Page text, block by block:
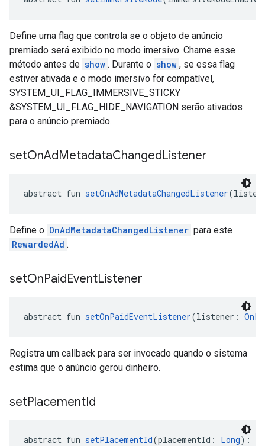
Define uma flag que controla se o objeto de anúncio
premiado será exibido no modo imersivo. Chame esse
método antes de show . Durante o show , se essa flag
estiver ativada e o modo imersivo for compatível,
SYSTEM_UI_FLAG_IMMERSIVE_STICKY
&SYSTEM_UI_FLAG_HIDE_NAVIGATION serão ativados
para o anúncio premiado.
setOnAdMetadataChangedListener
abstract fun setOnAdMetadataChangedListener
Define o OnAdMetadataChangedListener para este
RewardedAd .
setOnPaidEventListener
abstract fun setOnPaidEventListener(listener:
Registra um callback para ser invocado quando o sistema
estima que o anúncio gerou dinheiro.
setPlacementId
abstract fun setPlacementId(placementId: Long):